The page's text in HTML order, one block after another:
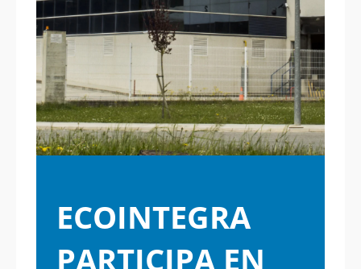
ECOINTEGRA
PARTICIPA EN